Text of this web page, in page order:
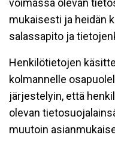
voimassa olevan
mukaisesti ja heidän
salassapito ja
Henkilötietojen
kolmannelle
järjestelyin, että
olevan
muutoin